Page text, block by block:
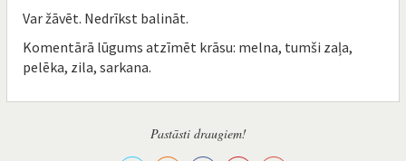
Var žāvēt. Nedrīkst balināt.
Komentārā lūgums atzīmēt krāsu: melna, tumši zaļa,
pelēka, zila, sarkana.
Pastāsti draugiem!